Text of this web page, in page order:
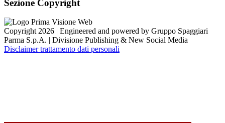
Sezione Copyright
Copyright 2026 | Engineered and powered by Gruppo Spaggiari
Parma S.p.A. | Divisione Publishing & New Social Media
Disclaimer trattamento dati personali